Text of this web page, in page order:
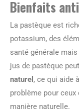
Bienfaits
La pastèque est
potassium, des
santé générale
jus de pastèque
naturel , ce qui aide
problème pour
manière naturelle.